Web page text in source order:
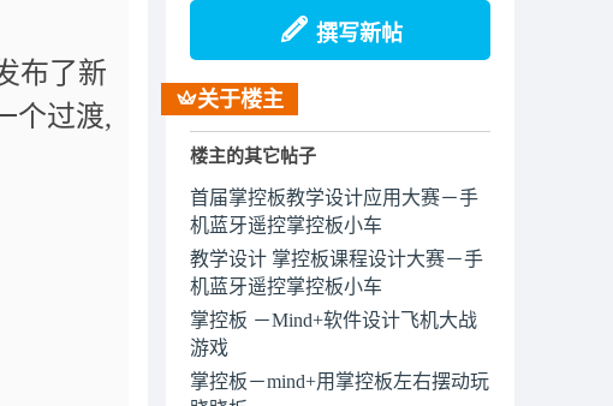
布了新
个过渡,
撰写新帖
关于楼主
楼主的其它帖子
首届掌控板教学设计应用大赛－手
机蓝牙遥控掌控板小车
教学设计 掌控板课程设计大赛－手
机蓝牙遥控掌控板小车
掌控板 －Mind+软件设计飞机大战
游戏
掌控板－mind+用掌控板左右摆动玩